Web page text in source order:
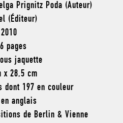
Prignitz Poda (Auteur)
(Éditeur)
2010
pages
jaquette
x 28,5 cm
197 en couleur
en anglais
de Berlin & Vienne